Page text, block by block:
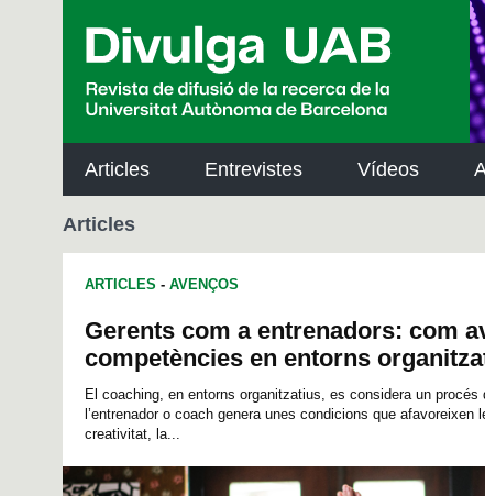
Articles Entrevistes Vídeos
Articles
ARTICLES - AVENÇOS
Gerents com a entrenadors: com
competències en entorns
El coaching, en entorns organitzatius, es considera un procés
l’entrenador o coach genera unes condicions que afavoreixen
creativitat, la...